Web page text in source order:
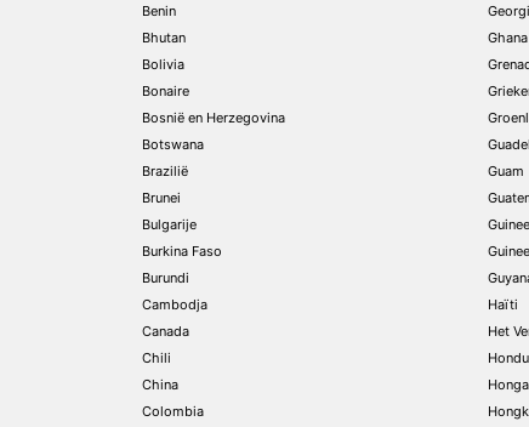
Benin
Bhutan
Bolivia
Bonaire
Bosnië en Herzegovina
Botswana
Brazilië
Brunei
Bulgarije
Burkina Faso
Burundi
Cambodja
Canada
Chili
China
Colombia
Ghana
Guam
Guinee
Haïti
Het